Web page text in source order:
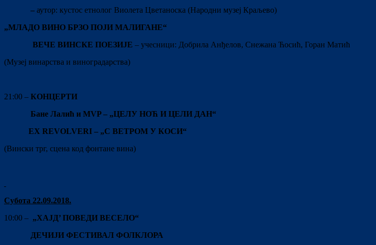
– аутор: кустос етнолог Виолета Цветаноска (Народни музеј Краљево)
„МЛАДО ВИНО БРЗО ПОЈИ МАЛИГАНЕ“
ВЕЧЕ ВИНСКЕ ПОЕЗИЈЕ – учесници: Добрила Анђелов, Снежана Ћосић, Горан Матић
(Музеј винарства и виноградарства)
21:00 – КОНЦЕРТИ
Бане Лалић и MVP – „ЦЕЛУ НОЋ И ЦЕЛИ ДАН“
ЕX REVOLVERI – „С ВЕТРОМ У КОСИ“
(Вински трг, сцена код фонтане вина)
Субота 22.09.2018.
10:00 – „ХАЈД’ ПОВЕДИ ВЕСЕЛО“
ДЕЧИЈИ ФЕСТИВАЛ ФОЛКЛОРА